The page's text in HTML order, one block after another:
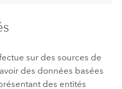
sur des sources de
des données basées
des entités